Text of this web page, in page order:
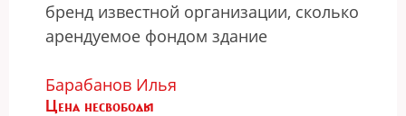
бренд известной организации, сколько
арендуемое фондом здание
Барабанов Илья
Цена несвободы